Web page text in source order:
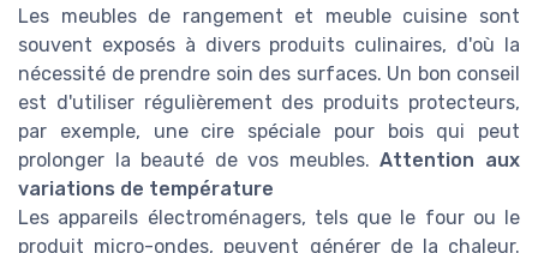
Les meubles de rangement et meuble cuisine sont
souvent exposés à divers produits culinaires, d'où la
nécessité de prendre soin des surfaces. Un bon conseil
est d'utiliser régulièrement des produits protecteurs,
par exemple, une cire spéciale pour bois qui peut
prolonger la beauté de vos meubles.Attention aux
variations de température
Les appareils électroménagers, tels que le four ou le
produit micro-ondes, peuvent générer de la chaleur.